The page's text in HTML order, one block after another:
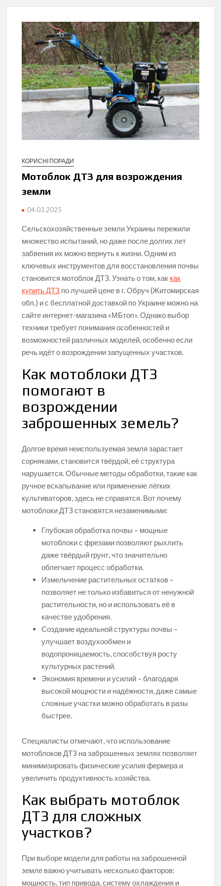
КОРИСНІ ПОРАДИ
Мотоблок ДТЗ для возрождения
земли
04.03.2025
Сельскохозяйственные земли Украины пережили
множество испытаний, но даже после долгих лет
забвения их можно вернуть к жизни. Одним из
ключевых инструментов для восстановления почвы
становится мотоблок ДТЗ. Узнать о том, как как
купить ДТЗ по лучшей цене в г. Обруч (Житомирская
обл.) и с бесплатной доставкой по Украине можно на
сайте интернет-магазина «МБтоп». Однако выбор
техники требует понимания особенностей и
возможностей различных моделей, особенно если
речь идёт о возрождении запущенных участков.
Как мотоблоки ДТЗ
помогают в
возрождении
заброшенных земель?
Долгое время неиспользуемая земля зарастает
сорняками, становится твёрдой, её структура
нарушается. Обычные методы обработки, такие как
ручное вскапывание или применение лёгких
культиваторов, здесь не справятся. Вот почему
мотоблоки ДТЗ становятся незаменимыми:
Глубокая обработка почвы – мощные
мотоблоки с фрезами позволяют рыхлить
даже твёрдый грунт, что значительно
облегчает процесс обработки.
Измельчение растительных остатков –
позволяет не только избавиться от ненужной
растительности, но и использовать её в
качестве удобрения.
Создание идеальной структуры почвы –
улучшает воздухообмен и
водопроницаемость, способствуя росту
культурных растений.
Экономия времени и усилий – благодаря
высокой мощности и надёжности, даже самые
сложные участки можно обработать в разы
быстрее.
Специалисты отмечают, что использование
мотоблоков ДТЗ на заброшенных землях позволяет
минимизировать физические усилия фермера и
увеличить продуктивность хозяйства.
Как выбрать мотоблок
ДТЗ для сложных
участков?
При выборе модели для работы на заброшенной
земле важно учитывать несколько факторов:
мощность, тип привода, систему охлаждения и